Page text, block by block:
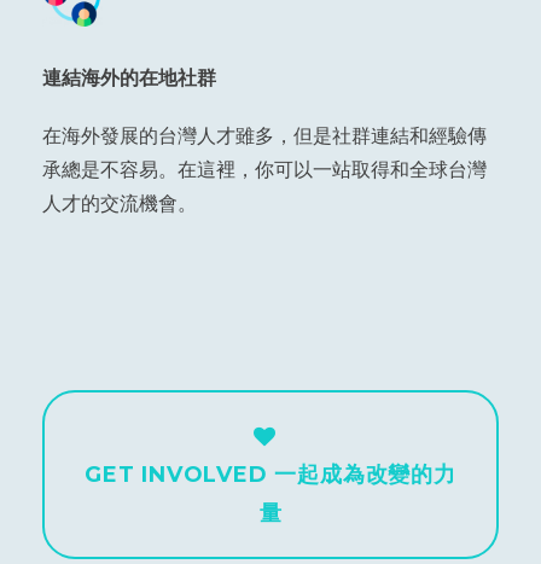
連結海外的在地社群
在海外發展的台灣人才雖多，但是社群連結和經驗傳
承總是不容易。在這裡，你可以一站取得和全球台灣
人才的交流機會。
GET INVOLVED 一起成為改變的力
量